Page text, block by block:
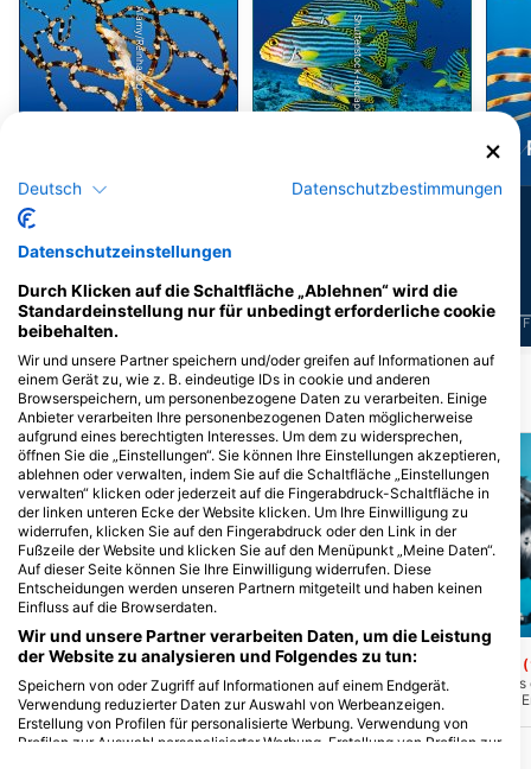
Alamy/Reinhard Dirscherl
J A J J O
Shutterstock-aquapix
A M A O N D F
Tauchplätze in der Nähe
Paradise Reef(★4.5)
Dies ist ein wunderschönes Riff innerhalb
der Grenzen von Selcuk und Kusadasi.
Dieser Platz ist ab dem Open Water Diver
Level geeignet, er ist auf jeden Fall zu
Kamil Cavern Reef
An diesem Platz gibt
etwa 20m lang ist. Am
kannst du umkehren,
zurückzukehren. Es
Deutsch Datenschutzbestimmungen
Datenschutzeinstellungen
Durch Klicken auf die Schaltfläche „Ablehnen“ wird die
Standardeinstellung nur für unbedingt erforderliche cookie
beibehalten.
Wir und unsere Partner speichern und/oder greifen auf Informationen auf
einem Gerät zu, wie z. B. eindeutige IDs in cookie und anderen
Browserspeichern, um personenbezogene Daten zu verarbeiten. Einige
Anbieter verarbeiten Ihre personenbezogenen Daten möglicherweise
aufgrund eines berechtigten Interesses. Um dem zu widersprechen,
öffnen Sie die „Einstellungen“. Sie können Ihre Einstellungen akzeptieren,
ablehnen oder verwalten, indem Sie auf die Schaltfläche „Einstellungen
verwalten“ klicken oder jederzeit auf die Fingerabdruck-Schaltfläche in
der linken unteren Ecke der Website klicken. Um Ihre Einwilligung zu
widerrufen, klicken Sie auf den Fingerabdruck oder den Link in der
Fußzeile der Website und klicken Sie auf den Menüpunkt „Meine Daten“.
Auf dieser Seite können Sie Ihre Einwilligung widerrufen. Diese
Entscheidungen werden unseren Partnern mitgeteilt und haben keinen
Einfluss auf die Browserdaten.
Wir und unsere Partner verarbeiten Daten, um die Leistung
der Website zu analysieren und Folgendes zu tun:
Speichern von oder Zugriff auf Informationen auf einem Endgerät.
Verwendung reduzierter Daten zur Auswahl von Werbeanzeigen.
Erstellung von Profilen für personalisierte Werbung. Verwendung von
Profilen zur Auswahl personalisierter Werbung. Erstellung von Profilen zur